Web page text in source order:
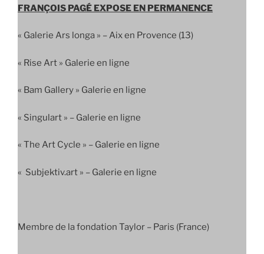
FRANÇOIS PAGÉ EXPOSE EN PERMANENCE
« Galerie Ars longa » – Aix en Provence (13)
« Rise Art » Galerie en ligne
« Bam Gallery » Galerie en ligne
« Singulart » – Galerie en ligne
« The Art Cycle » – Galerie en ligne
« Subjektiv.art » – Galerie en ligne
Membre de la fondation Taylor – Paris (France)